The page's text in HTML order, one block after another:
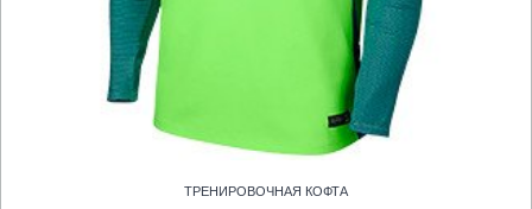
ТРЕНИРОВОЧНАЯ КОФТА